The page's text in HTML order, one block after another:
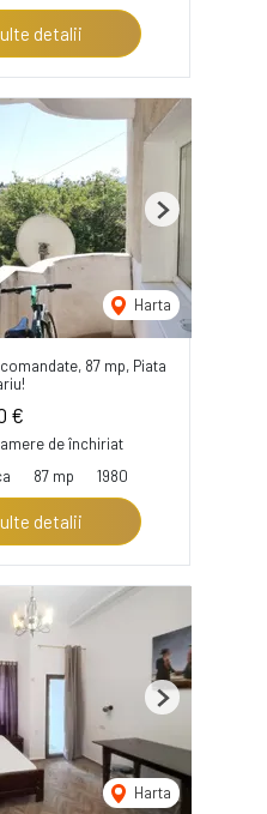
detalii
Harta
Next
87 mp, Piata
€
de închiriat
87 mp 1980
detalii
Harta
Next